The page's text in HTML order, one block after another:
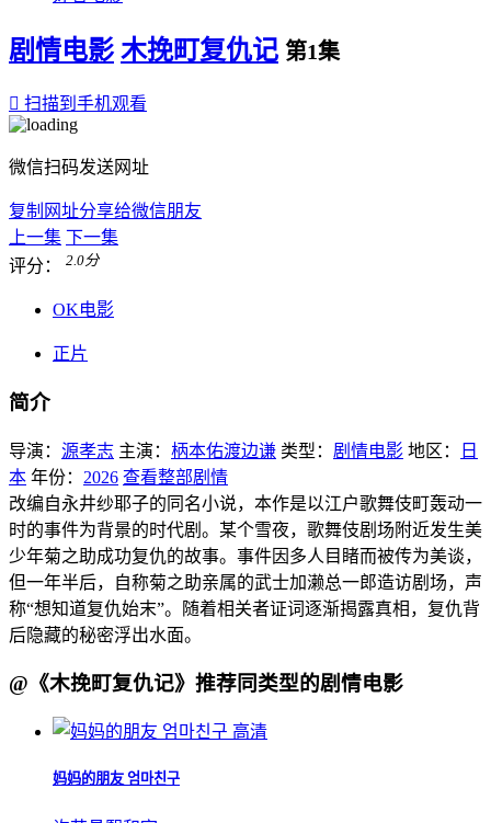
剧情电影 木挽町复仇记 第1集
 扫描到手机观看
微信扫码发送网址
复制网址分享给微信朋友
上一集 下一集
评分：
2.0分
OK电影
正片
简介
导演： 源孝志 主演： 柄本佑渡边谦 类型： 剧情电影 地区：
日
本 年份： 2026 查看整部剧情
改编自永井纱耶子的同名小说，本作是以江户歌舞伎町轰动一
时的事件为背景的时代剧。某个雪夜，歌舞伎剧场附近发生美
少年菊之助成功复仇的故事。事件因多人目睹而被传为美谈，
但一年半后，自称菊之助亲属的武士加濑总一郎造访剧场，声
称“想知道复仇始末”。随着相关者证词逐渐揭露真相，复仇背
后隐藏的秘密浮出水面。
@《木挽町复仇记》推荐同类型的剧情电影
高清
妈妈的朋友 엄마친구